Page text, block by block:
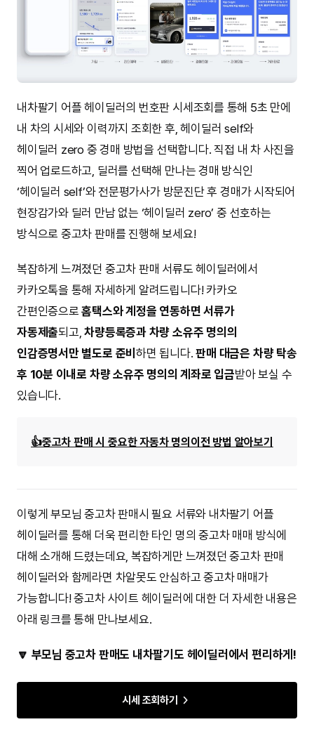
내차팔기 어플 헤이딜러의 번호판 시세조회를 통해 5초 만에
내 차의 시세와 이력까지 조회한 후, 헤이딜러 self와
헤이딜러 zero 중 경매 방법을 선택합니다. 직접 내 차 사진을
찍어 업로드하고, 딜러를 선택해 만나는 경매 방식인
‘헤이딜러 self’와 전문평가사가 방문진단 후 경매가 시작되어
현장감가와 딜러 만남 없는 ‘헤이딜러 zero’ 중 선호하는
방식으로 중고차 판매를 진행해 보세요!
복잡하게 느껴졌던 중고차 판매 서류도 헤이딜러에서
카카오톡을 통해 자세하게 알려드립니다! 카카오
간편인증으로홈택스와 계정을 연동하면 서류가
자동제출되고,차량등록증과 차량 소유주 명의의
인감증명서만 별도로 준비하면 됩니다.판매 대금은 차량 탁송
후 10분 이내로 차량 소유주 명의의 계좌로 입금받아 보실 수
있습니다.
👍중고차 판매 시 중요한 자동차 명의이전 방법 알아보기
이렇게 부모님 중고차 판매시 필요 서류와 내차팔기 어플
헤이딜러를 통해 더욱 편리한 타인 명의 중고차 매매 방식에
대해 소개해 드렸는데요, 복잡하게만 느껴졌던 중고차 판매
헤이딜러와 함께라면 차알못도 안심하고 중고차 매매가
가능합니다! 중고차 사이트 헤이딜러에 대한 더 자세한 내용은
아래 링크를 통해 만나보세요.
🔽 부모님 중고차 판매도 내차팔기도 헤이딜러에서 편리하게!
시세 조회하기